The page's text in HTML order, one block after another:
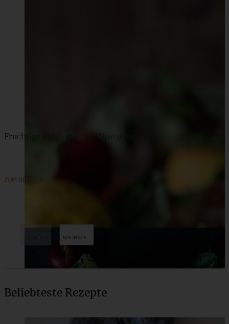
Fruchtige Apfeltarte mit Zimtschmand
ZUM BEITRAG
Beliebteste Rezepte